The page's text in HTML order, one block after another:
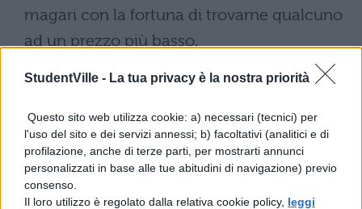
StudentVille - La tua privacy è la nostra priorità
Questo sito web utilizza cookie: a) necessari (tecnici) per
l'uso del sito e dei servizi annessi; b) facoltativi (analitici e di
profilazione, anche di terze parti, per mostrarti annunci
personalizzati in base alle tue abitudini di navigazione) previo
consenso.
Il loro utilizzo è regolato dalla relativa cookie policy, leggi
magari con la fortuna di trovarne qualcuno
ad un prezzo più basso.
Sconti biglietti
Internazionali di Tennis
Roma 2018
Le gare inizieranno tra pochissimo, quindi
non vi rimane che organizzarvi bene se